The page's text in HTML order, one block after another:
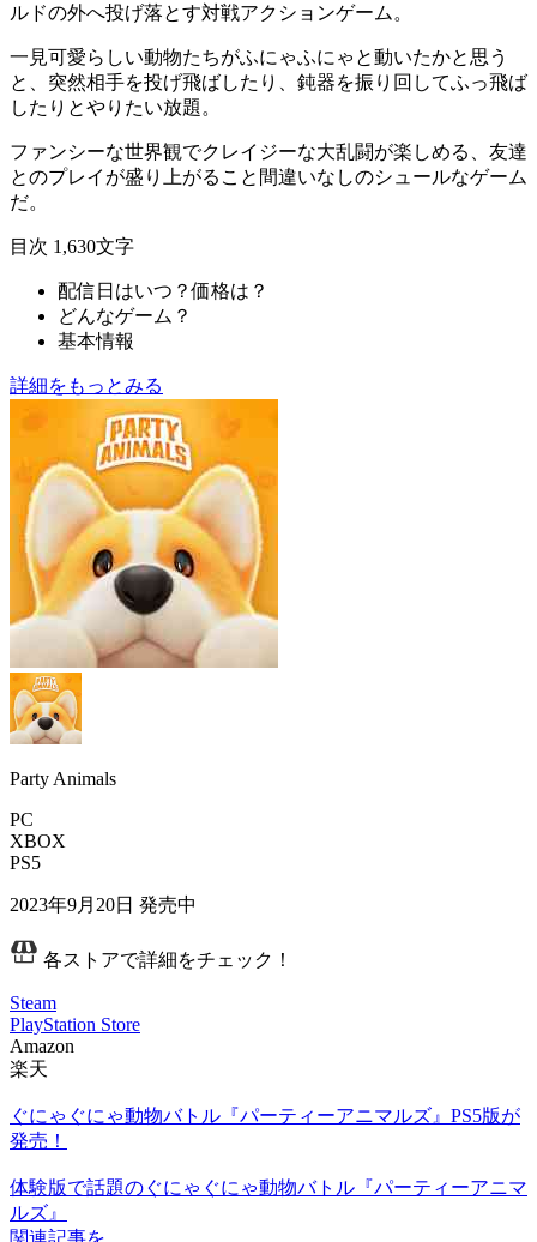
ルドの外へ投げ落とす対戦アクションゲーム。
一見可愛らしい動物たちがふにゃふにゃと動いたかと思う
と、突然相手を投げ飛ばしたり、鈍器を振り回してふっ飛ば
したりとやりたい放題。
ファンシーな世界観でクレイジーな大乱闘が楽しめる、 友達
とのプレイが盛り上がること間違いなしのシュールなゲーム
だ。
目次 1,630文字
配信日はいつ？価格は？
どんなゲーム？
基本情報
詳細をもっとみる
Party Animals
PC
XBOX
PS5
2023年9月20日 発売中
各ストアで詳細をチェック！
Steam
PlayStation Store
Amazon
楽天
ぐにゃぐにゃ動物バトル『パーティーアニマルズ』PS5版が
発売！
体験版で話題のぐにゃぐにゃ動物バトル『パーティーアニマ
ルズ』